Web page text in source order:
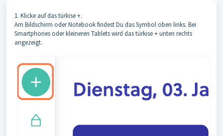
1. Klicke auf das türkise +.
Am Bildschirm oder Notebook findest Du das Symbol oben links. Bei
Smartphones oder kleineren Tablets wird das türkise + unten rechts
angezeigt.